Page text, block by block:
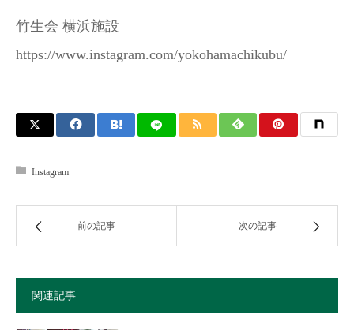
竹生会 横浜施設
https://www.instagram.com/yokohamachikubu/
Instagram
前の記事 次の記事
関連記事